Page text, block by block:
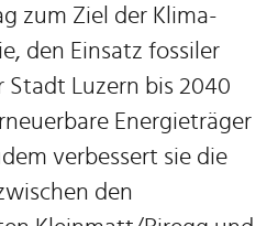
zum Ziel der Klima-
den Einsatz fossiler
Stadt Luzern bis 2040
Energieträger
verbessert sie die
den